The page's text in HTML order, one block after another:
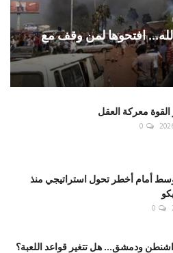
افتحوها لمن وقف مع
معركة العقل
0
أمام أخطر تحول استراتيجي منذ
0
ودمشق... هل تتغير قواعد اللعبة؟